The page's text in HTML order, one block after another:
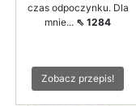
czas odpoczynku. Dla
mnie... ⇖ 1284
Zobacz przepis!